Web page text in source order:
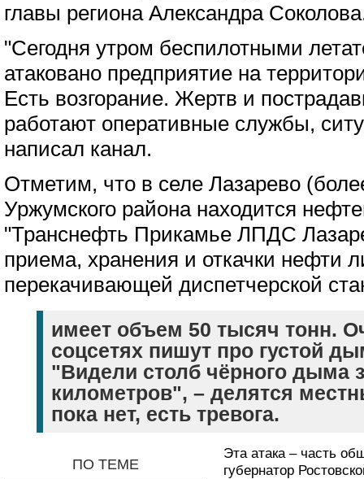
главы региона Александра
"Сегодня утром беспилотными
атаковано предприятие на
Есть возгорание. Жертв и
работают оперативные службы,
написал канал.
Отметим, что в селе Лазарево
Уржумского района находится
"Транснефть Прикамье ЛПДС
приема, хранения и откачки нефти
перекачивающей диспетчерской
имеет объем 50 тысяч тонн.
соцсетях пишут про густой
"Видели столб чёрного дыма
километров", – делятся
пока нет, есть тревога.
ПО ТЕМЕ
Эта атака – часть
губернатор